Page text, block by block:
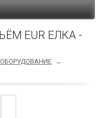
EUR ЕЛКА -
→